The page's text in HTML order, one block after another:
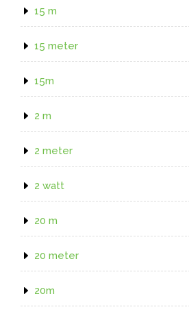
15 m
15 meter
15m
2 m
2 meter
2 watt
20 m
20 meter
20m